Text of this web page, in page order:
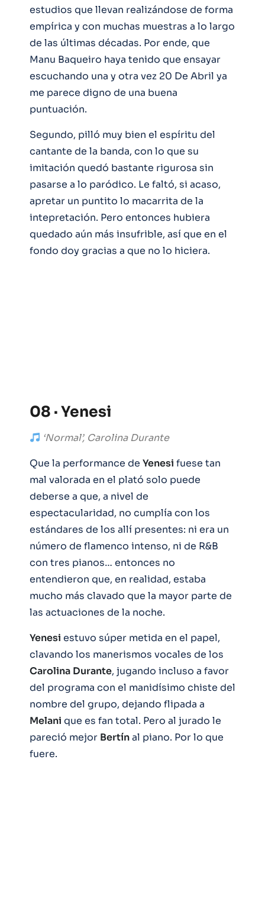
estudios que llevan realizándose de forma
empírica y con muchas muestras a lo largo
de las últimas décadas. Por ende, que
Manu Baqueiro haya tenido que ensayar
escuchando una y otra vez 20 De Abril ya
me parece digno de una buena
puntuación.
Segundo, pilló muy bien el espíritu del
cantante de la banda, con lo que su
imitación quedó bastante rigurosa sin
pasarse a lo paródico. Le faltó, si acaso,
apretar un puntito lo macarrita de la
intepretación. Pero entonces hubiera
quedado aún más insufrible, así que en el
fondo doy gracias a que no lo hiciera.
08 · Yenesi
‘Normal’, Carolina Durante
Que la performance de Yenesi fuese tan
mal valorada en el plató solo puede
deberse a que, a nivel de
espectacularidad, no cumplía con los
estándares de los allí presentes: ni era un
número de flamenco intenso, ni de R&B
con tres pianos… entonces no
entendieron que, en realidad, estaba
mucho más clavado que la mayor parte de
las actuaciones de la noche.
Yenesi estuvo súper metida en el papel,
clavando los manerismos vocales de los
Carolina Durante, jugando incluso a favor
del programa con el manidísimo chiste del
nombre del grupo, dejando flipada a
Melani que es fan total. Pero al jurado le
pareció mejor Bertínal piano. Por lo que
fuere.